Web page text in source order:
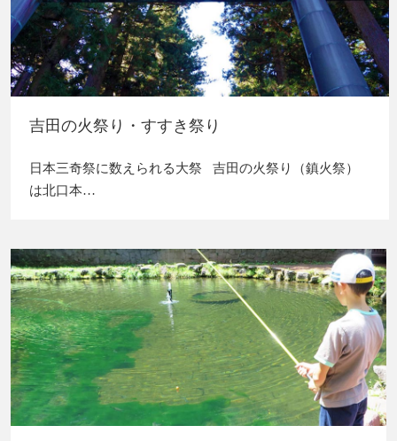
吉田の火祭り・すすき祭り
日本三奇祭に数えられる大祭 吉田の火祭り（鎮火祭）
は北口本…